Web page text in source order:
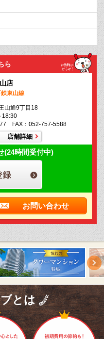
ら
店
東山線
山通9丁目18
18:30
FAX：052-757-5588
店舗詳細
(24時間受付中)
お問い合わせ
とは